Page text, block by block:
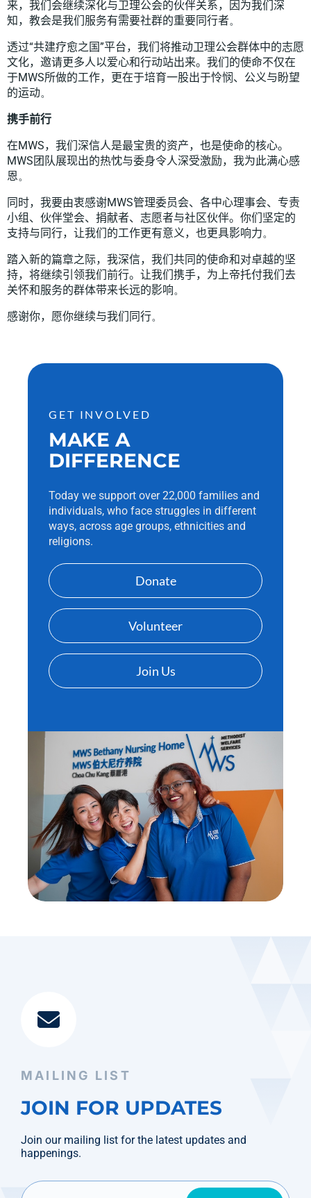
来，我们会继续深化与卫理公会的伙伴关系，因为我们深
知，教会是我们服务有需要社群的重要同行者。
透过“共建疗愈之国”平台，我们将推动卫理公会群体中的志愿
文化，邀请更多人以爱心和行动站出来。 我们的使命不仅在
于MWS所做的工作，更在于培育一股出于怜悯、公义与盼望
的运动。
携手前行
在MWS，我们深信人是最宝贵的资产，也是使命的核心。
MWS团队展现出的热忱与委身令人深受激励，我为此满心感
恩。
同时，我要由衷感谢MWS管理委员会、各中心理事会、专责
小组、伙伴堂会、捐献者、 志愿者与社区伙伴。你们坚定的
支持与同行，让我们的工作更有意义，也更具影响力。
踏入新的篇章之际，我深信，我们共同的使命和对卓越的坚
持，将继续引领我们前行。让我们携手， 为上帝托付我们去
关怀和服务的群体带来长远的影响。
感谢你，愿你继续与我们同行。
GET INVOLVED
MAKE A
DIFFERENCE
Today we support over 22,000 families and
individuals, who face struggles in different
ways, across age groups, ethnicities and
religions.
Donate
Volunteer
Join Us
MAILING LIST
JOIN FOR UPDATES
Join our mailing list for the latest updates and
happenings.